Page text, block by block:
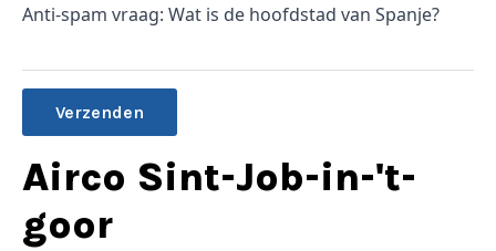
Anti-spam vraag: Wat is de hoofdstad van Spanje?
Alternative:
Airco Sint-Job-in-'t-
goor